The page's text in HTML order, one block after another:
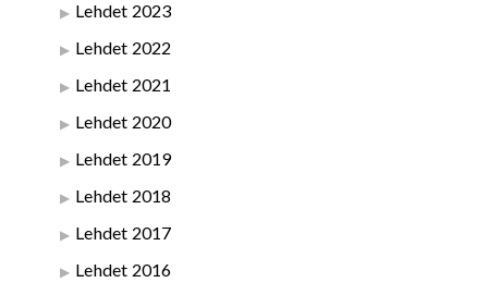
Lehdet 2023
Lehdet 2022
Lehdet 2021
Lehdet 2020
Lehdet 2019
Lehdet 2018
Lehdet 2017
Lehdet 2016